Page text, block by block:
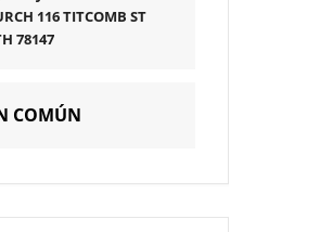
116 TITCOMB ST
78147
COMÚN